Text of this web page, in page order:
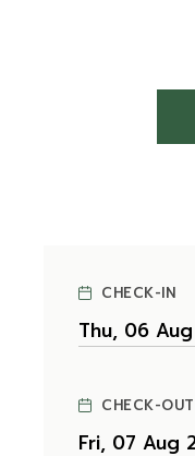
CHECK-IN
CHECK-OUT